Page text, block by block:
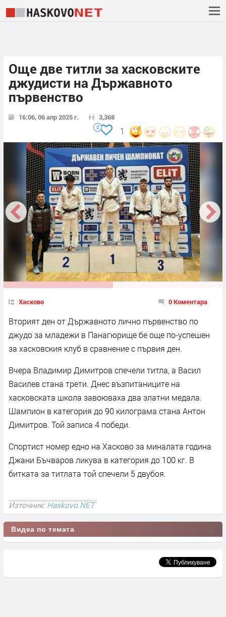
Още две титли за хасковските
джудисти на Държавното
първенство
16:06, 06 апр 2025 г. 3,368
1
0
Хасково 0 Коментара
Вторият ден от Държавното лично първенство по
джудо за младежи в Панагюрище бе още по-успешен
за хасковския клуб в сравнение с първия ден.
Вчера Владимир Димитров спечели титла, а Васил
Василев стана трети. Днес възпитаниците на
хасковската школа завоюваха два златни медала.
Шампион в категория до 90 килограма стана Антон
Димитров. Той записа 4 победи.
Спортист номер едно на Хасково за миналата година
Джани Бъчваров ликува в категория до 100 кг. В
битката за титлата той спечели 5 двубоя.
Източник:Haskovo.NET
Видеа по темата